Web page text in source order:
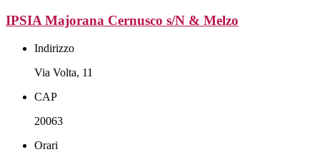
IPSIA Majorana Cernusco s/N & Melzo
Indirizzo
Via Volta, 11
CAP
20063
Orari